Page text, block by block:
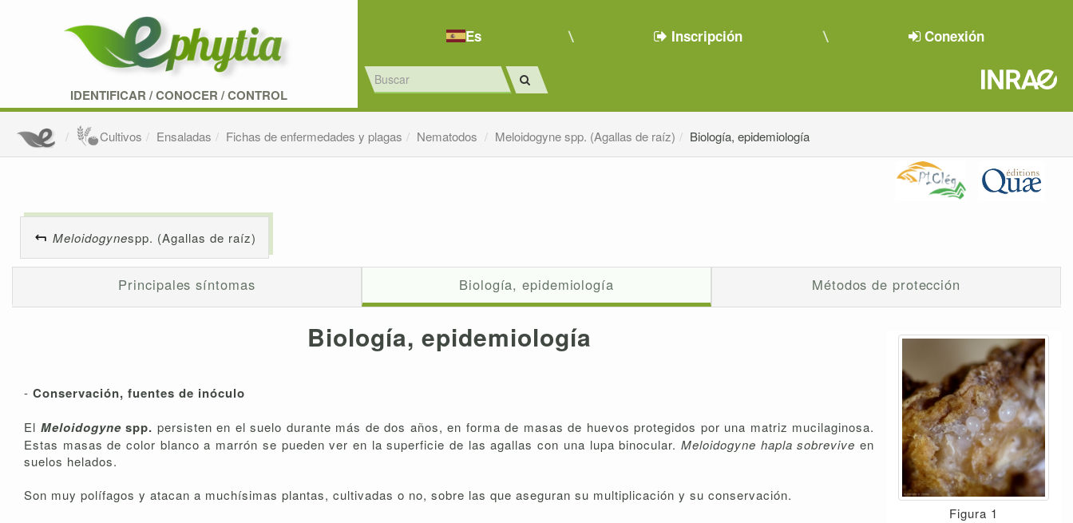
IDENTIFICAR /CONOCER /CONTROL
Es Inscripción Conexión
Cultivos Ensaladas Fichas de enfermedades y plagas Nematodos Meloidogyne spp. (Agallas de raíz) Biología, epidemiología
Meloidogynespp. (Agallas de raíz)
Principales síntomas Biología, epidemiología Métodos de protección
Biología, epidemiología
- Conservación, fuentes de inóculo
El Meloidogyne spp. persisten en el suelo durante más de dos años, en forma de masas de huevos protegidos por una matriz mucilaginosa.
Estas masas de color blanco a marrón se pueden ver en la superficie de las agallas con una lupa binocular. Meloidogyne hapla sobreviveen
suelos helados.
Son muy polífagos y atacan a muchísimas plantas, cultivadas o no, sobre las que aseguran su multiplicación y su conservación.
Figura 1